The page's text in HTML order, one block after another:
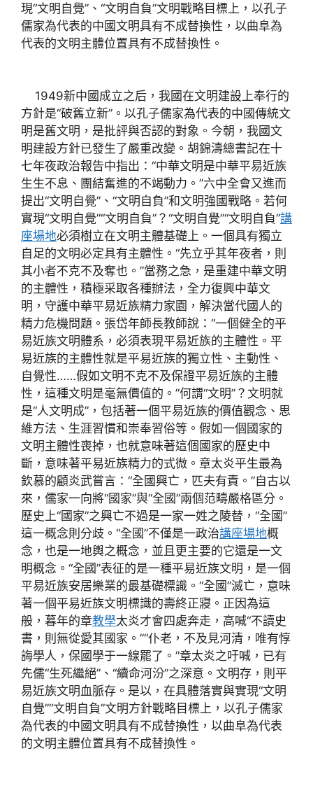
現“文明自覺”、“文明自負”文明戰略目標上，以孔子
儒家為代表的中國文明具有不成替換性，以曲阜為
代表的文明主體位置具有不成替換性。
1949新中國成立之后，我國在文明建設上奉行的
方針是“破舊立新”。以孔子儒家為代表的中國傳統文
明是舊文明，是批評與否認的對象。今朝，我國文
明建設方針已發生了嚴重改變。胡錦濤總書記在十
七年夜政治報告中指出：“中華文明是中華平易近族
生生不息、團結奮進的不竭動力。”六中全會又進而
提出“文明自覺”、“文明自負”和文明強國戰略。若何
實現“文明自覺”“文明自負”？“文明自覺”“文明自負”講
座場地必須樹立在文明主體基礎上。一個具有獨立
自足的文明必定具有主體性。“先立乎其年夜者，則
其小者不克不及奪也。”當務之急，是重建中華文明
的主體性，積極采取各種辦法，全力復興中華文
明，守護中華平易近族精力家園，解決當代國人的
精力危機問題。張岱年師長教師說：“一個健全的平
易近族文明體系，必須表現平易近族的主體性。平
易近族的主體性就是平易近族的獨立性、主動性、
自覺性……假如文明不克不及保證平易近族的主體
性，這種文明是毫無價值的。”何謂“文明”？文明就
是“人文明成”，包括著一個平易近族的價值觀念、思
維方法、生涯習慣和崇奉習俗等。假如一個國家的
文明主體性喪掉，也就意味著這個國家的歷史中
斷，意味著平易近族精力的式微。章太炎平生最為
欽慕的顧炎武嘗言：“全國興亡，匹夫有責。”自古以
來，儒家一向將“國家”與“全國”兩個范疇嚴格區分。
歷史上“國家”之興亡不過是一家一姓之陵替，“全國”
這一概念則分歧。“全國”不僅是一政治講座場地概
念，也是一地輿之概念，並且更主要的它還是一文
明概念。“全國”表征的是一種平易近族文明，是一個
平易近族安居樂業的最基礎標識。“全國”滅亡，意味
著一個平易近族文明標識的壽終正寢。正因為這
般，暮年的章教學太炎才會四處奔走，高喊“不讀史
書，則無從愛其國家。”“仆老，不及見河清，唯有惇
誨學人，保國學于一線罷了。”章太炎之吁喊，已有
先儒“生死繼絕”、“續命河汾”之深意。文明存，則平
易近族文明血脈存。是以，在具體落實與實現“文明
自覺”“文明自負”文明方針戰略目標上，以孔子儒家
為代表的中國文明具有不成替換性，以曲阜為代表
的文明主體位置具有不成替換性。